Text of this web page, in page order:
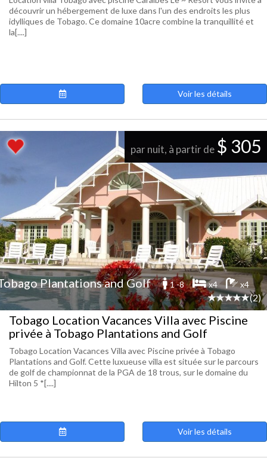
découvrir un hébergement de luxe dans l'un des endroits les plus
idylliques de Tobago. Ce domaine 10acre combine la tranquillité et
la[....]
Voir les détails
par nuit, à partir de $ 305
Plantations and Golf 1 -8 x4 x4
(2)
Tobago Location Vacances Villa avec Piscine
privée à Tobago Plantations and Golf
Tobago Location Vacances Villa avec Piscine privée à Tobago
Plantations and Golf. Cette luxueuse villa est située sur le parcours
de golf de championnat de la PGA de 18 trous, sur le domaine du
Hilton 5 *[....]
Voir les détails